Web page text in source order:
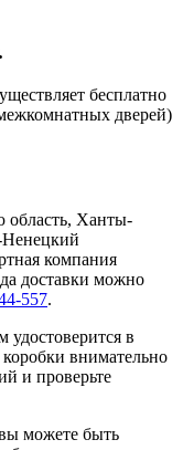
бесплатно
дверей)
область, Ханты-
компания
доставки можно
557.
в
внимательно
и проверьте
можете быть